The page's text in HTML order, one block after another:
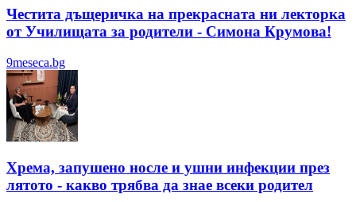
Честита дъщеричка на прекрасната ни лекторка
от Училищата за родители - Симона Крумова!
9meseca.bg
Хрема, запушено носле и ушни инфекции през
лятотo - какво трябва да знае всеки родител